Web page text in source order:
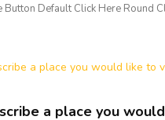
Default Click Here Round
a place you